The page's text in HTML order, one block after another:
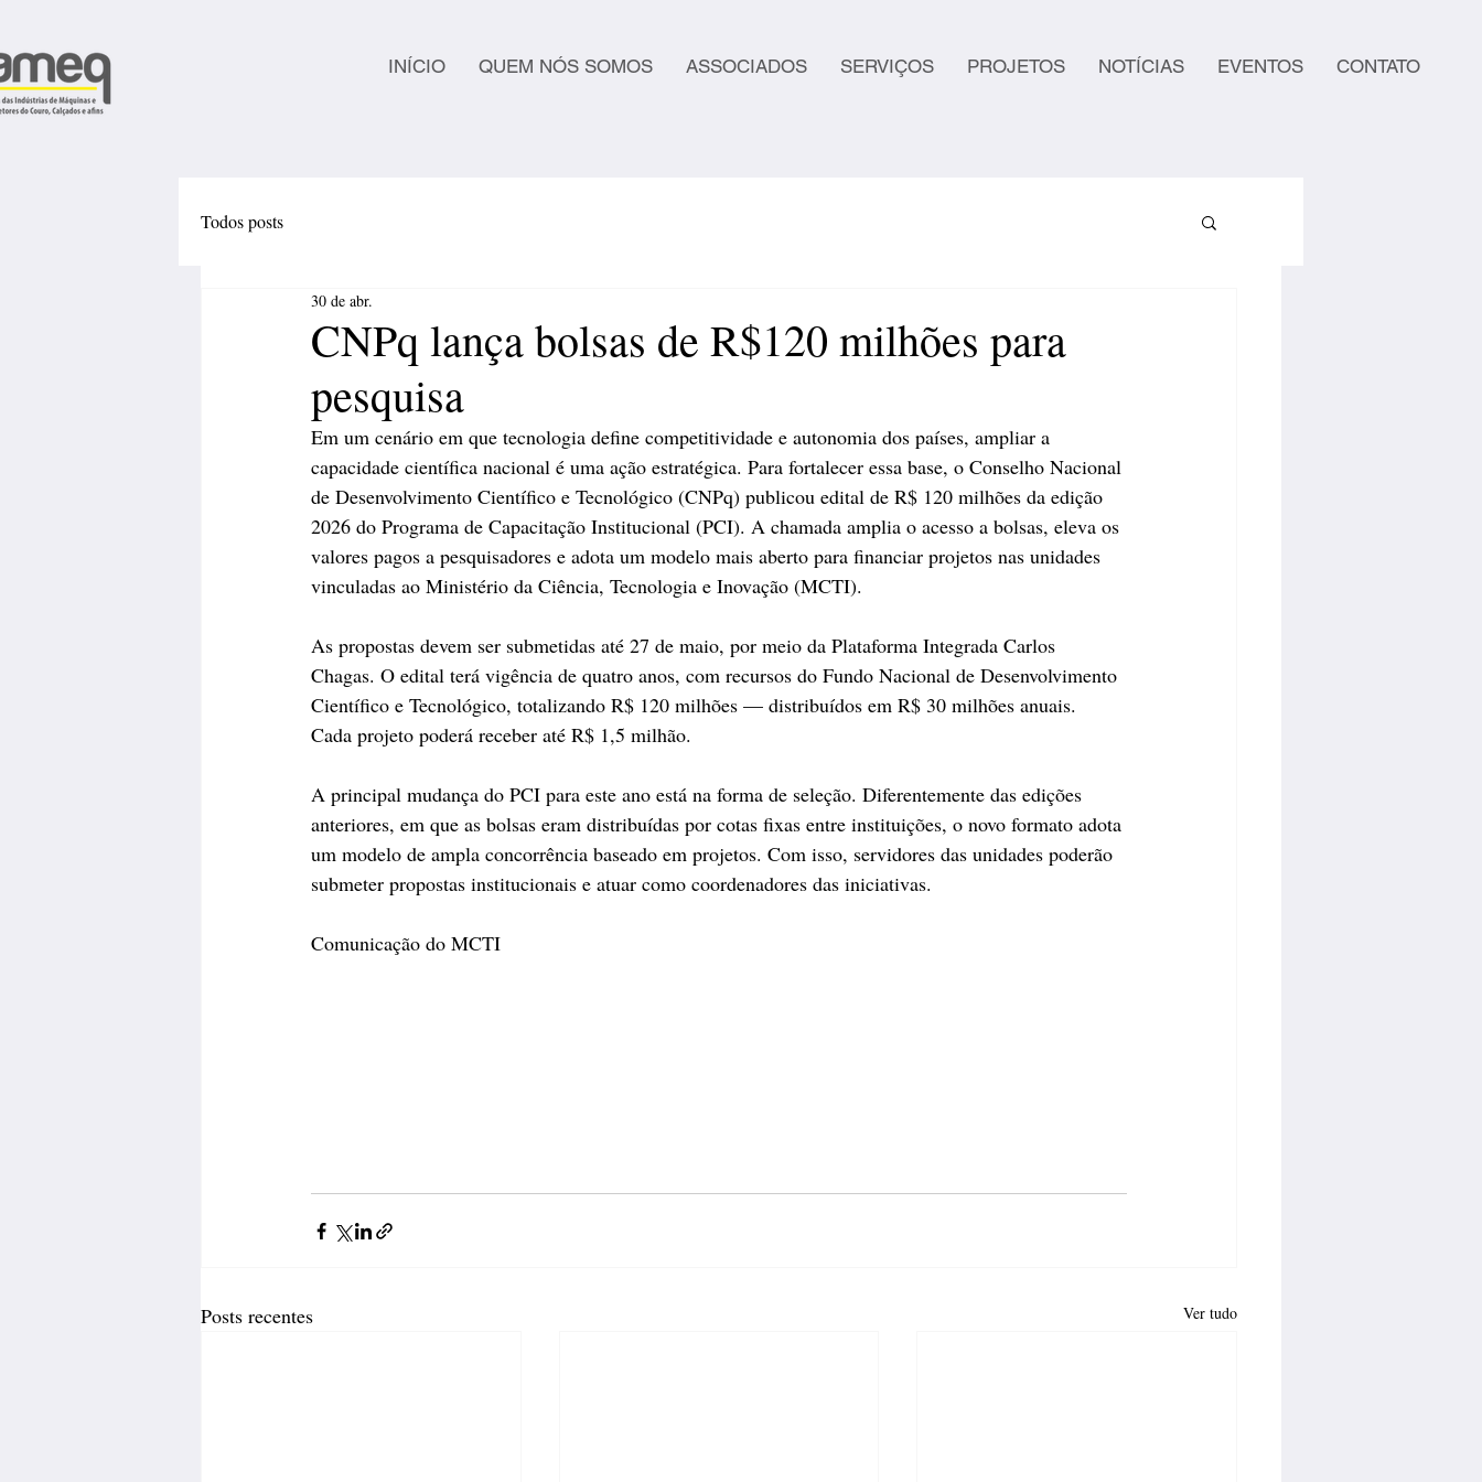
INÍCIO QUEM NÓS SOMOS ASSOCIADOS SERVIÇOS PROJETOS NOTÍCIAS EVENTOS CONTATO
Todos posts
CNPq lança bolsas de R$120 milhões para
pesquisa
30 de abr.
Em um cenário em que tecnologia define competitividade e autonomia dos países, ampliar a
capacidade científica nacional é uma ação estratégica. Para fortalecer essa base, o Conselho Nacional
de Desenvolvimento Científico e Tecnológico (CNPq) publicou edital de R$ 120 milhões da edição
2026 do Programa de Capacitação Institucional (PCI). A chamada amplia o acesso a bolsas, eleva os
valores pagos a pesquisadores e adota um modelo mais aberto para financiar projetos nas unidades
vinculadas ao Ministério da Ciência, Tecnologia e Inovação (MCTI).
As propostas devem ser submetidas até 27 de maio, por meio da Plataforma Integrada Carlos
Chagas. O edital terá vigência de quatro anos, com recursos do Fundo Nacional de Desenvolvimento
Científico e Tecnológico, totalizando R$ 120 milhões — distribuídos em R$ 30 milhões anuais.
Cada projeto poderá receber até R$ 1,5 milhão.
A principal mudança do PCI para este ano está na forma de seleção. Diferentemente das edições
anteriores, em que as bolsas eram distribuídas por cotas fixas entre instituições, o novo formato adota
um modelo de ampla concorrência baseado em projetos. Com isso, servidores das unidades poderão
submeter propostas institucionais e atuar como coordenadores das iniciativas.
Comunicação do MCTI
Posts recentes Ver tudo